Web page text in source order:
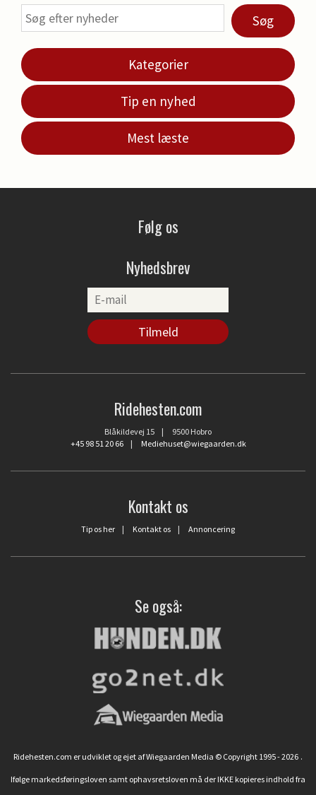
Søg
Kategorier
Tip en nyhed
Mest læste
Følg os
Nyhedsbrev
Ridehesten.com
Blåkildevej 15 | 9500 Hobro
+45 98 51 20 66| Mediehuset@wiegaarden.dk
Kontakt os
Tip os her | Kontakt os | Annoncering
Se også:
Ridehesten.com er udviklet og ejet af Wiegaarden Media © Copyright 1995 - 2026 .
Ifølge markedsføringsloven samt ophavsretsloven må der IKKE kopieres indhold fra